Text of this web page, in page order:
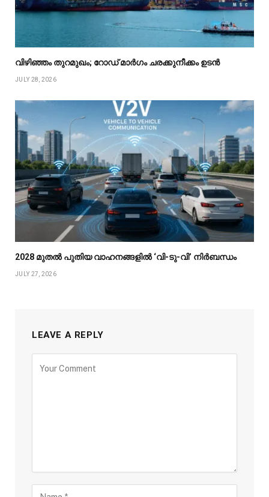
വിഴിഞ്ഞം തുറമുഖം; റോഡ് മാർഗം ചരക്കുനീക്കം ഉടൻ
JULY 28, 2026
2028 മുതൽ പുതിയ വാഹനങ്ങളിൽ ‘വി-ടു-വി’ നിർബന്ധം
JULY 27, 2026
LEAVE A REPLY